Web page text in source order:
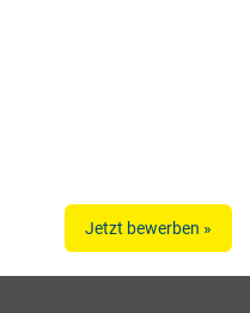
Jetzt bewerben »